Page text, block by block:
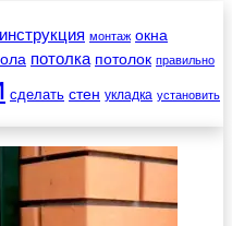
инструкция монтаж окна
потолка потолок правильно
сделать стен укладка установить